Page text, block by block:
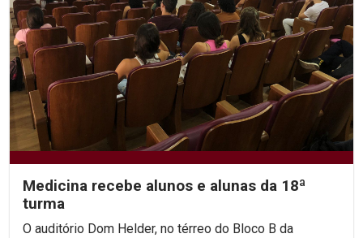
Medicina recebe alunos e alunas da 18ª
turma
O auditório Dom Helder, no térreo do Bloco B da